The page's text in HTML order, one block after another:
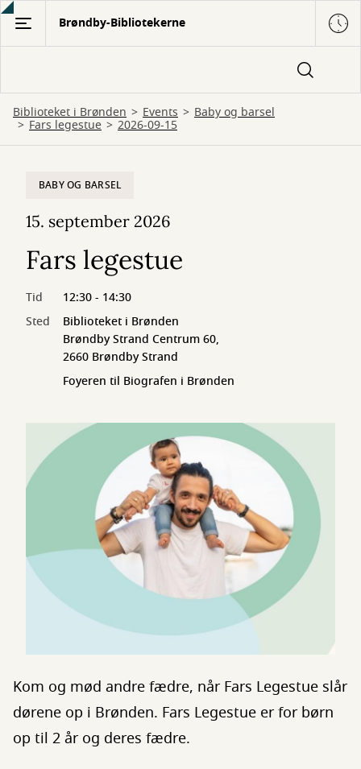
Gå
hovedindhold
Brøndby-Bibliotekerne
Biblioteket i Brønden Events Baby og barsel
Fars legestue 2026-09-15
BABY OG BARSEL
15. september 2026
Fars legestue
Tid
12:30 - 14:30
Sted
Biblioteket i Brønden
Brøndby Strand Centrum 60,
2660 Brøndby Strand
Foyeren til Biografen i Brønden
Kom og mød andre fædre, når Fars Legestue slår
dørene op i Brønden. Fars Legestue er for børn
op til 2 år og deres fædre.